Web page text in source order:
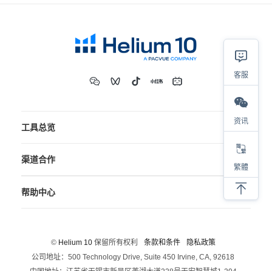
工具总览
渠道合作
帮助中心
© Helium 10保留所有权利 条款和条件
隐私政策
公司地址：500 Technology Drive, Suite 450 Irvine, CA, 92618
客服
资讯
繁體